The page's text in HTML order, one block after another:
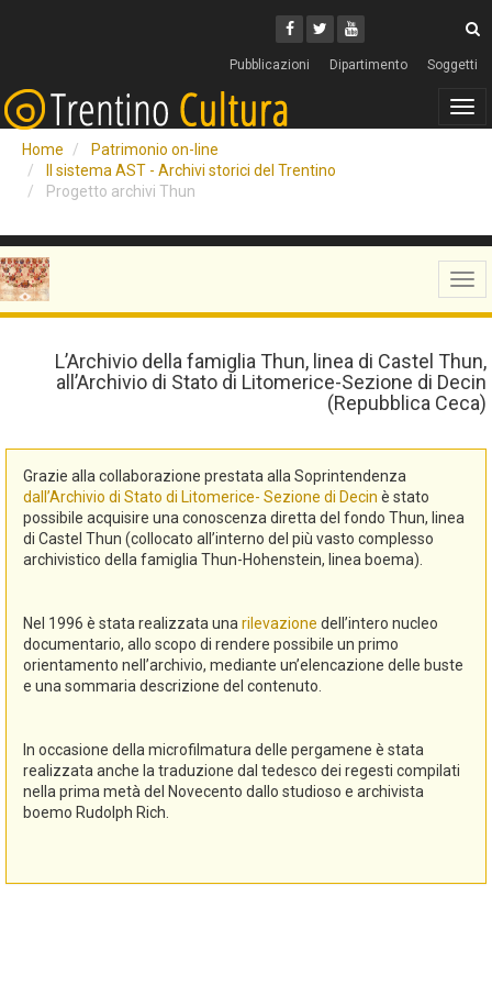
Facebook
Twitter
Youtube
Pubblicazioni Dipartimento Soggetti
Home
Patrimonio on-line
Il sistema AST - Archivi storici del Trentino
Progetto archivi Thun
L’Archivio della famiglia Thun, linea di Castel Thun,
all’Archivio di Stato di Litomerice-Sezione di Decin
(Repubblica Ceca)
Grazie alla collaborazione prestata alla Soprintendenza
dall’Archivio di Stato di Litomerice- Sezione di Decin è stato
possibile acquisire una conoscenza diretta del fondo Thun, linea
di Castel Thun (collocato all’interno del più vasto complesso
archivistico della famiglia Thun-Hohenstein, linea boema).
Nel 1996 è stata realizzata una rilevazione dell’intero nucleo
documentario, allo scopo di rendere possibile un primo
orientamento nell’archivio, mediante un’elencazione delle buste
e una sommaria descrizione del contenuto.
In occasione della microfilmatura delle pergamene è stata
realizzata anche la traduzione dal tedesco dei regesti compilati
nella prima metà del Novecento dallo studioso e archivista
boemo Rudolph Rich.